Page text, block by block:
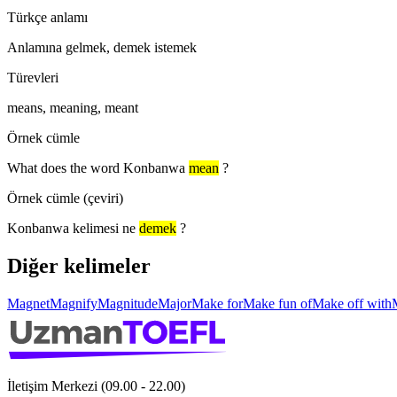
Türkçe anlamı
Anlamına gelmek, demek istemek
Türevleri
means, meaning, meant
Örnek cümle
What does the word Konbanwa mean ?
Örnek cümle (çeviri)
Konbanwa kelimesi ne demek ?
Diğer kelimeler
MagnetMagnifyMagnitudeMajorMake forMake fun ofMake off with
İletişim Merkezi (09.00 - 22.00)